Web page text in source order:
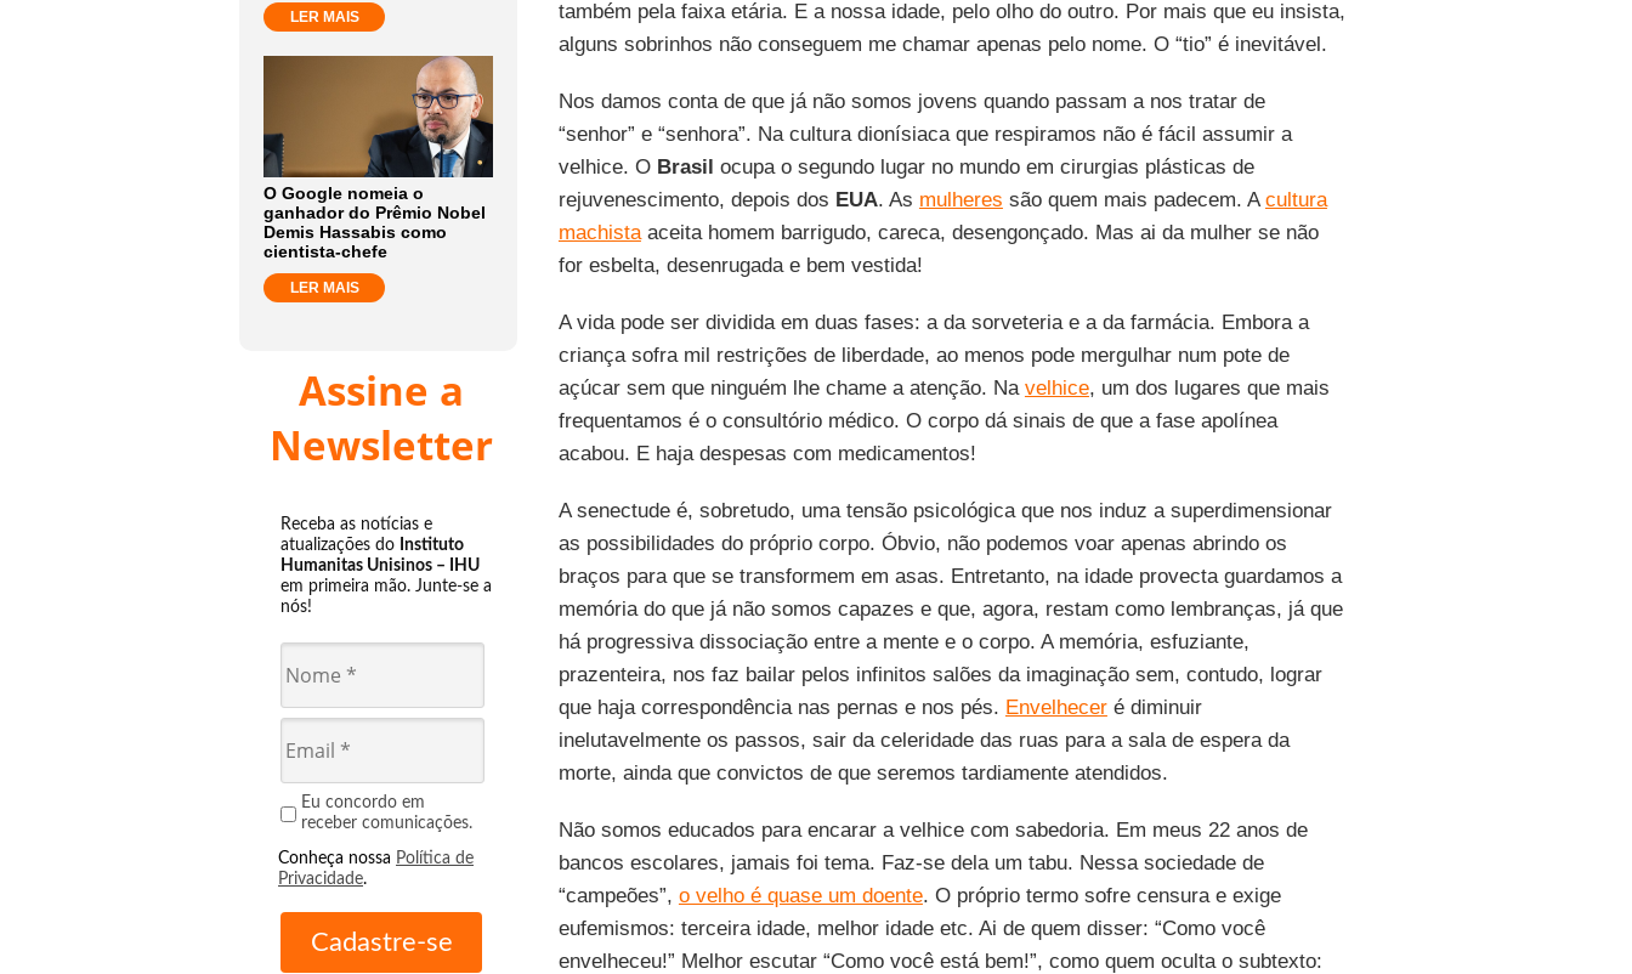
LER MAIS
O Google nomeia o
ganhador do Prêmio Nobel
Demis Hassabis como
cientista-chefe
LER MAIS
Assine a
Newsletter
Receba as notícias e
atualizações do Instituto
Humanitas Unisinos – IHU
em primeira mão. Junte-se a
nós!
Eu concordo em
receber comunicações.
Conheça nossa Política de
Privacidade.
também pela faixa etária. E a nossa idade, pelo olho do outro. Por mais que eu insista,
alguns sobrinhos não conseguem me chamar apenas pelo nome. O “tio” é inevitável.
Nos damos conta de que já não somos jovens quando passam a nos tratar de
“senhor” e “senhora”. Na cultura dionísiaca que respiramos não é fácil assumir a
velhice. O Brasil ocupa o segundo lugar no mundo em cirurgias plásticas de
rejuvenescimento, depois dos EUA. As mulheres são quem mais padecem. Acultura
machistaaceita homem barrigudo, careca, desengonçado. Mas ai da mulher se não
for esbelta, desenrugada e bem vestida!
A vida pode ser dividida em duas fases: a da sorveteria e a da farmácia. Embora a
criança sofra mil restrições de liberdade, ao menos pode mergulhar num pote de
açúcar sem que ninguém lhe chame a atenção. Na velhice, um dos lugares que mais
frequentamos é o consultório médico. O corpo dá sinais de que a fase apolínea
acabou. E haja despesas com medicamentos!
A senectude é, sobretudo, uma tensão psicológica que nos induz a superdimensionar
as possibilidades do próprio corpo. Óbvio, não podemos voar apenas abrindo os
braços para que se transformem em asas. Entretanto, na idade provecta guardamos a
memória do que já não somos capazes e que, agora, restam como lembranças, já que
há progressiva dissociação entre a mente e o corpo. A memória, esfuziante,
prazenteira, nos faz bailar pelos infinitos salões da imaginação sem, contudo, lograr
que haja correspondência nas pernas e nos pés. Envelheceré diminuir
inelutavelmente os passos, sair da celeridade das ruas para a sala de espera da
morte, ainda que convictos de que seremos tardiamente atendidos.
Não somos educados para encarar a velhice com sabedoria. Em meus 22 anos de
bancos escolares, jamais foi tema. Faz-se dela um tabu. Nessa sociedade de
“campeões”, o velho é quase um doente. O próprio termo sofre censura e exige
eufemismos: terceira idade, melhor idade etc. Ai de quem disser: “Como você
envelheceu!” Melhor escutar “Como você está bem!”, como quem oculta o subtexto: